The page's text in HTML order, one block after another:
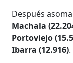
Después
Machala
Portoviejo
Ibarra (12.916).